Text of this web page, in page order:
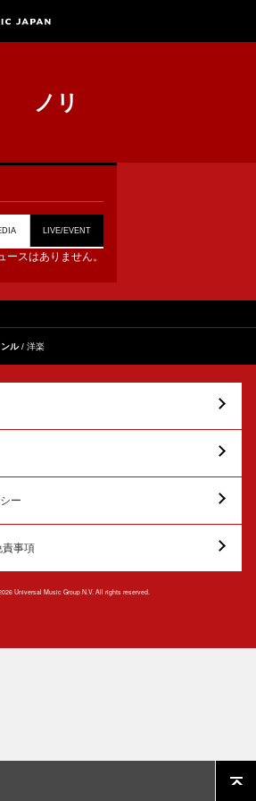
ノリ
LIVE/EVENT
スはありません。
ル 洋楽
ー
責事項
Universal Music Group N.V. All rights reserved.